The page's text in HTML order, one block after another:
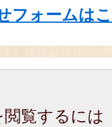
フォームは
閲覧するには